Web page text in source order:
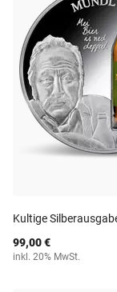
Kultige
99,00 €
inkl. 20% MwSt.